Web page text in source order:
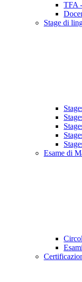
TFA
Stage di
Esame di